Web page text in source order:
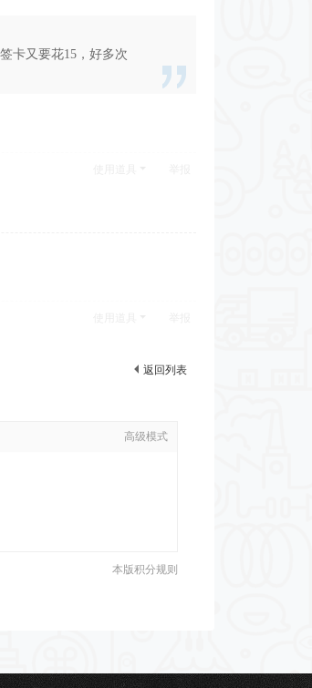
卡又要花15，好多次
返回列表
高级模式
本版积分规则